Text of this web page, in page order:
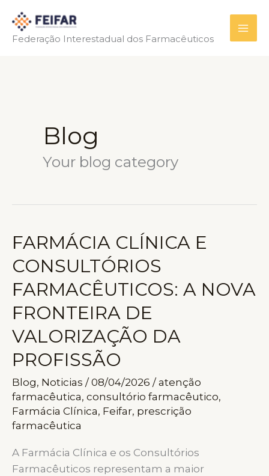
para
Federação Interestadual dos Farmacêuticos
Blog
Your blog category
FARMÁCIA CLÍNICA E
CONSULTÓRIOS
FARMACÊUTICOS: A NOVA
FRONTEIRA DE
VALORIZAÇÃO DA
PROFISSÃO
Blog, Noticias /08/04/2026 /atenção
farmacêutica, consultório farmacêutico,
Farmácia Clínica, Feifar, prescrição
farmacêutica
A Farmácia Clínica e os Consultórios
Farmacêuticos representam a maior